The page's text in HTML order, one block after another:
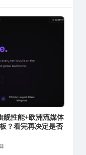
性能+欧洲流媒体
？看完再决定是否